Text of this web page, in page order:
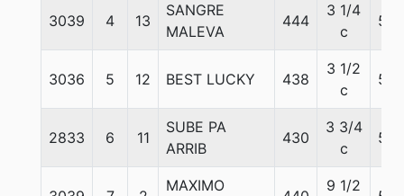
3039 4 13
SANGRE
MALEVA
444
3 1/4
c
55
3036 5 12 BEST LUCKY 438
3 1/2
c
56
2833 6 11
SUBE PA
ARRIB
430
3 3/4
c
56
MAXIMO 9 1/2